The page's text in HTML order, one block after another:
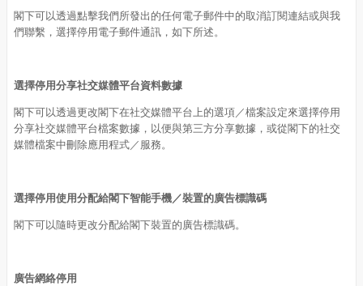
閣下可以透過點擊我們所發出的任何電子郵件中的取消訂閱連結或與我
們聯繫，選擇停用電子郵件通訊，如下所述。
選擇停用分享社交媒體平台資料數據
閣下可以透過更改閣下在社交媒體平台上的選項／檔案設定來選擇停用
分享社交媒體平台檔案數據，以便與第三方分享數據，或從閣下的社交
媒體檔案中刪除應用程式／服務。
選擇停用使用分配給閣下智能手機／裝置的廣告標識碼
閣下可以隨時更改分配給閣下裝置的廣告標識碼。
廣告網絡停用